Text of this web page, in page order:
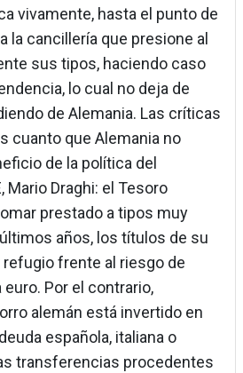
vivamente, hasta el punto de
la cancillería que presione al
sus tipos, haciendo caso
lo cual no deja de
de Alemania. Las críticas
cuanto que Alemania no
de la política del
Mario Draghi: el Tesoro
prestado a tipos muy
años, los títulos de su
refugio frente al riesgo de
Por el contrario,
alemán está invertido en
española, italiana o
transferencias procedentes